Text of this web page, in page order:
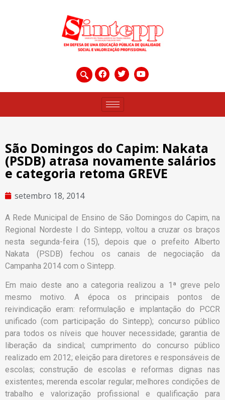
São Domingos do Capim: Nakata
(PSDB) atrasa novamente salários
e categoria retoma GREVE
setembro 18, 2014
A Rede Municipal de Ensino de São Domingos do Capim, na
Regional Nordeste I do Sintepp, voltou a cruzar os braços
nesta segunda-feira (15), depois que o prefeito Alberto
Nakata (PSDB) fechou os canais de negociação da
Campanha 2014 com o Sintepp.
Em maio deste ano a categoria realizou a 1ª greve pelo
mesmo motivo. A época os principais pontos de
reivindicação eram: reformulação e implantação do PCCR
unificado (com participação do Sintepp); concurso público
para todos os níveis que houver necessidade; garantia de
liberação da sindical; cumprimento do concurso público
realizado em 2012; eleição para diretores e responsáveis de
escolas; construção de escolas e reformas dignas nas
existentes; merenda escolar regular; melhores condições de
trabalho e valorização profissional e qualificação para